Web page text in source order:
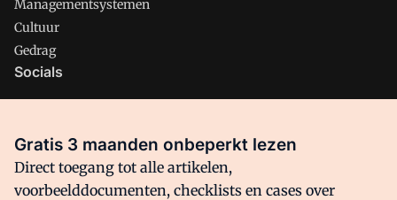
Managementsystemen
Cultuur
Gedrag
Socials
Facebook
Gratis 3 maanden onbeperkt lezen
Direct toegang tot alle artikelen,
voorbeelddocumenten, checklists en cases over